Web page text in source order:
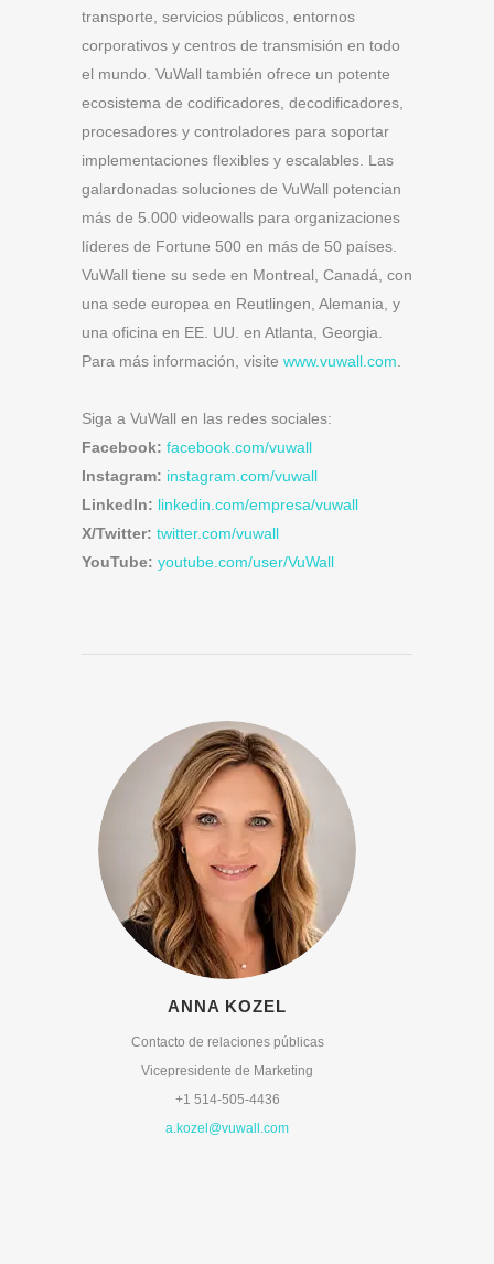
transporte, servicios públicos, entornos
corporativos y centros de transmisión en todo
el mundo. VuWall también ofrece un potente
ecosistema de codificadores, decodificadores,
procesadores y controladores para soportar
implementaciones flexibles y escalables. Las
galardonadas soluciones de VuWall potencian
más de 5.000 videowalls para organizaciones
líderes de Fortune 500 en más de 50 países.
VuWall tiene su sede en Montreal, Canadá, con
una sede europea en Reutlingen, Alemania, y
una oficina en EE. UU. en Atlanta, Georgia.
Para más información, visite www.vuwall.com
Siga a VuWall en las redes sociales:
Facebook: facebook.com/vuwall
Instagram: instagram.com/vuwall
LinkedIn: linkedin.com/empresa/vuwall
X/Twitter: twitter.com/vuwall
YouTube: youtube.com/user/VuWall
ANNA KOZEL
Contacto de relaciones públicas
Vicepresidente de Marketing
+1 514-505-4436
a.kozel@vuwall.com